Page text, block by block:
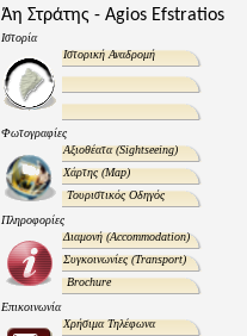
Άη Στράτης - Agios Efstratios
Ιστορία
Ιστορική Αναδρομή
Φωτογραφίες
Αξιοθέατα(Sightseeing)
Χάρτης(Map)
Τουριστικός Οδηγός
Πληροφορίες
Διαμονή(Accommodation)
Συγκοινωνίες(Transport)
Brochure
Επικοινωνία
Χρήσιμα Τηλέφωνα